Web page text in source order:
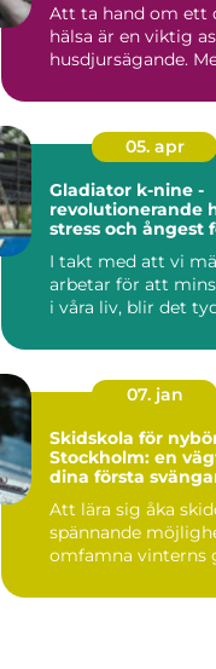
Att ta hand om ett
hälsa är en viktig
husdjursägande.
05. apr
Gladiator k-nine -
revolutionerande
stress och ångest
I takt med att vi
arbetar för att
i våra liv, blir det
07. jan
Skidskola för
Stockholm: en
dina första
Att lära sig åka
spännande
omfamna vinterns